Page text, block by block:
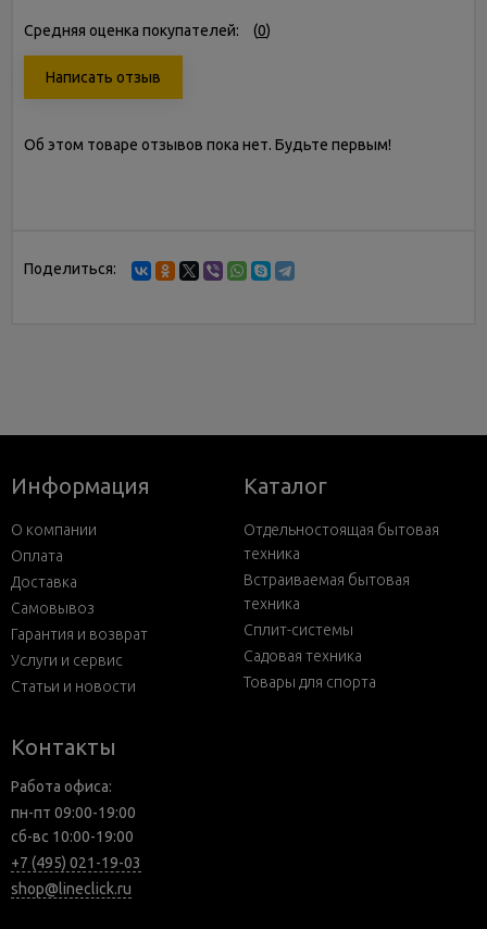
Средняя оценка покупателей: (0)
Написать отзыв
Об этом товаре отзывов пока нет. Будьте первым!
Поделиться:
Информация
О компании
Оплата
Доставка
Самовывоз
Гарантия и возврат
Услуги и сервис
Статьи и новости
Каталог
Отдельностоящая бытовая
техника
Встраиваемая бытовая
техника
Сплит-системы
Садовая техника
Товары для спорта
Контакты
Работа офиса:
пн-пт 09:00-19:00
сб-вс 10:00-19:00
+7 (495) 021-19-03
shop@lineclick.ru